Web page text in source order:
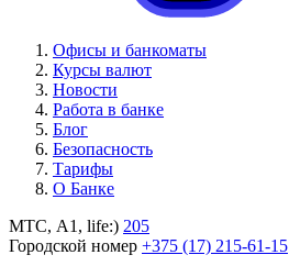
Офисы и банкоматы
Курсы валют
Новости
Работа в банке
Блог
Безопасность
Тарифы
О Банке
МТС, A1, life:) 205
Городской номер +375 (17) 215-61-15